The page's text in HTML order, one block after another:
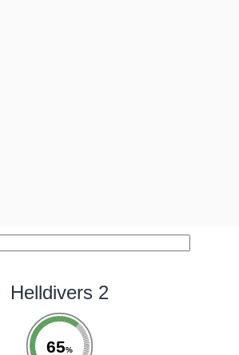
Helldivers 2
65%